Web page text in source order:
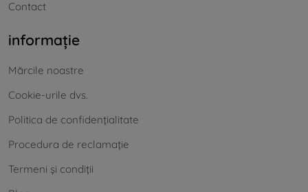
Contact
informație
Mărcile noastre
Cookie-urile dvs.
Politica de confidențialitate
Procedura de reclamație
Termeni și condiții